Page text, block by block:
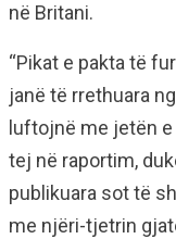
në Britani.
“Pikat e pakta të
janë të rrethuara
luftojnë me jetën
tej në raportim,
publikuara sot të
me njëri-tjetrin